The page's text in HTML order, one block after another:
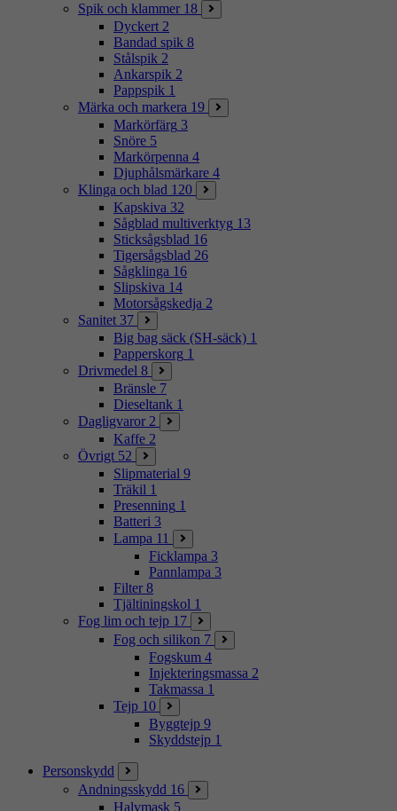
Spik och klammer 18
Dyckert 2
Bandad spik 8
Stålspik 2
Ankarspik 2
Pappspik 1
Märka och markera 19
Markörfärg 3
Snöre 5
Markörpenna 4
Djuphålsmärkare 4
Klinga och blad 120
Kapskiva 32
Sågblad multiverktyg 13
Sticksågsblad 16
Tigersågsblad 26
Sågklinga 16
Slipskiva 14
Motorsågskedja 2
Sanitet 37
Big bag säck (SH-säck) 1
Papperskorg 1
Drivmedel 8
Bränsle 7
Dieseltank 1
Dagligvaror 2
Kaffe 2
Övrigt 52
Slipmaterial 9
Träkil 1
Presenning 1
Batteri 3
Lampa 11
Ficklampa 3
Pannlampa 3
Filter 8
Tjältiningskol 1
Fog lim och tejp 17
Fog och silikon 7
Fogskum 4
Injekteringsmassa 2
Takmassa 1
Tejp 10
Byggtejp 9
Skyddstejp 1
Personskydd
Andningsskydd 16
Halvmask 5